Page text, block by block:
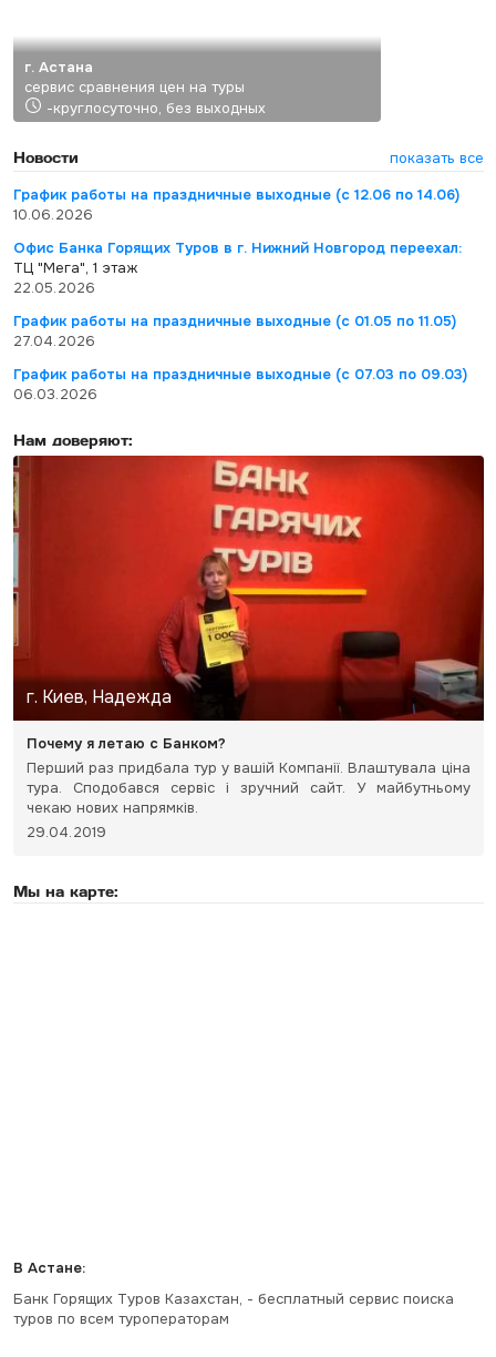
г. Астана
сервис сравнения цен на туры
-круглосуточно, без выходных
Новости
показать все
График работы на праздничные выходные (с 12.06 по 14.06)
10.06.2026
Офис Банка Горящих Туров в г. Нижний Новгород переехал:
ТЦ "Мега", 1 этаж
22.05.2026
График работы на праздничные выходные (с 01.05 по 11.05)
27.04.2026
График работы на праздничные выходные (с 07.03 по 09.03)
06.03.2026
Нам доверяют:
г. Киев, Надежда
Почему я летаю с Банком?
Перший раз придбала тур у вашій Компанії. Влаштувала ціна
тура. Сподобався сервіс і зручний сайт. У майбутньому
чекаю нових напрямків.
29.04.2019
Мы на карте:
В Астане:
Банк Горящих Туров Казахстан, - бесплатный сервис поиска
туров по всем туроператорам